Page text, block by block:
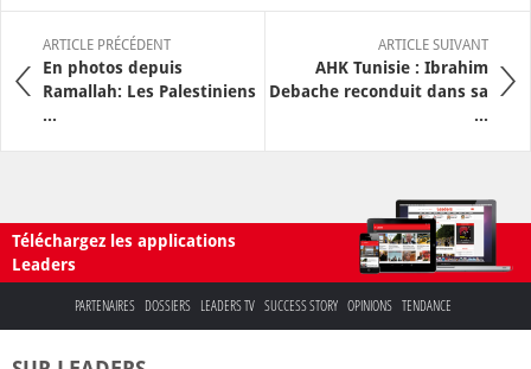
ARTICLE PRÉCÉDENT
En photos depuis
Ramallah: Les Palestiniens
...
ARTICLE SUIVANT
AHK Tunisie : Ibrahim
Debache reconduit dans sa
...
Téléchargez les applications
Leaders
PARTENAIRES DOSSIERS LEADERS TV SUCCESS STORY OPINIONS TENDANCE